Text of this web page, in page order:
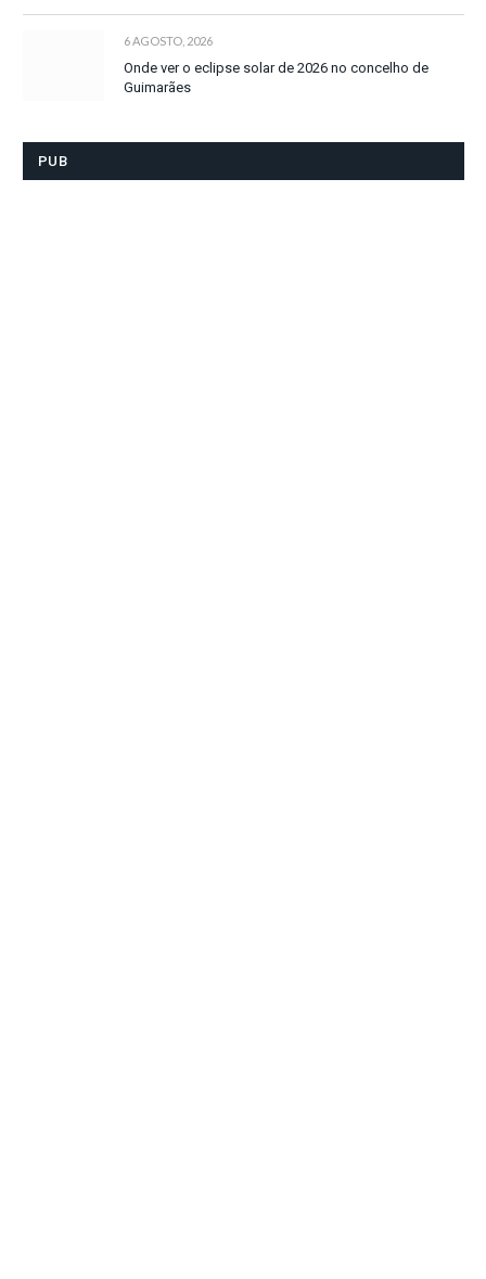
6 AGOSTO, 2026
Onde ver o eclipse solar de 2026 no concelho de
Guimarães
PUB